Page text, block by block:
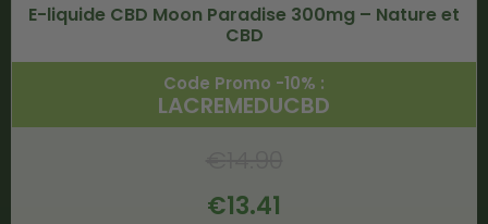
E-liquide CBD Moon Paradise 300mg – Nature et
CBD
Code Promo -10% :
LACREMEDUCBD
€13.41